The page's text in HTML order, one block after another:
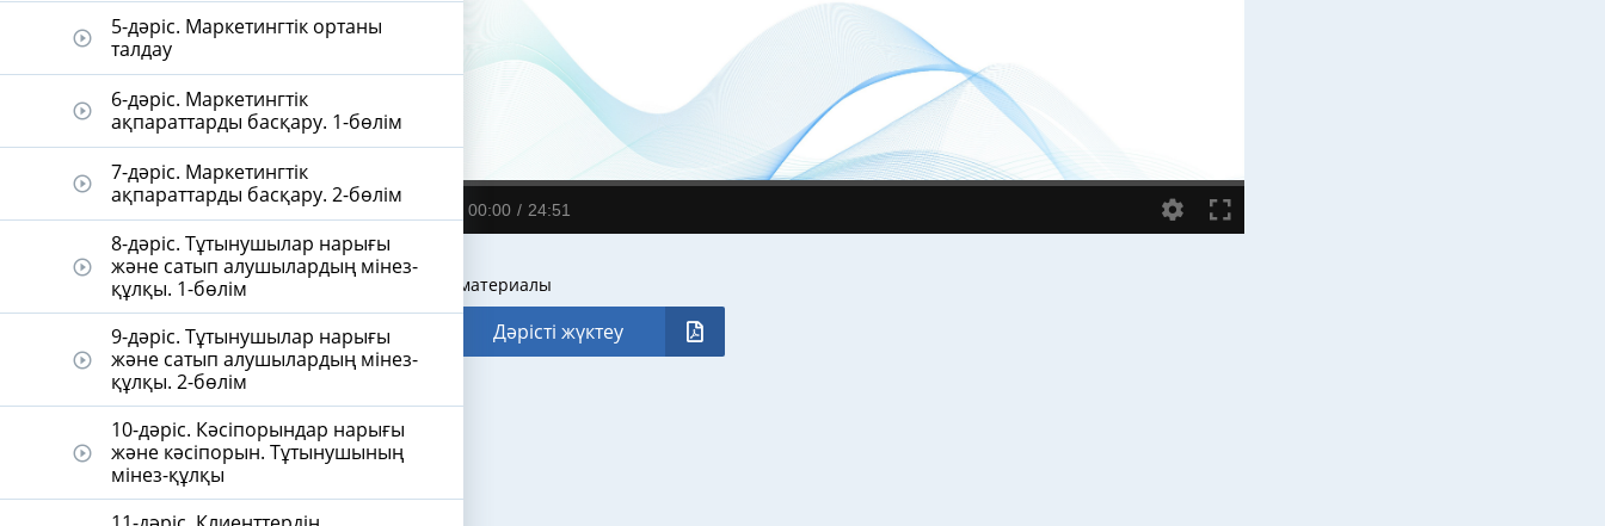
play_circle_outline
5-дәріс. Маркетингтік ортаны
талдау
play_circle_outline
6-дәріс. Маркетингтік
ақпараттарды басқару. 1-бөлім
play_circle_outline
7-дәріс. Маркетингтік
ақпараттарды басқару. 2-бөлім
play_circle_outline
8-дәріс. Тұтынушылар нарығы
және сатып алушылардың мінез-
құлқы. 1-бөлім
play_circle_outline
9-дәріс. Тұтынушылар нарығы
және сатып алушылардың мінез-
құлқы. 2-бөлім
play_circle_outline
10-дәріс. Кәсіпорындар нарығы
және кәсіпорын. Тұтынушының
мінез-құлқы
00:00 24:51
Видеодәріс материалы
Дәрісті жүктеу